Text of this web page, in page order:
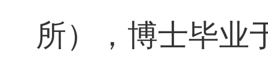
所），博士毕业